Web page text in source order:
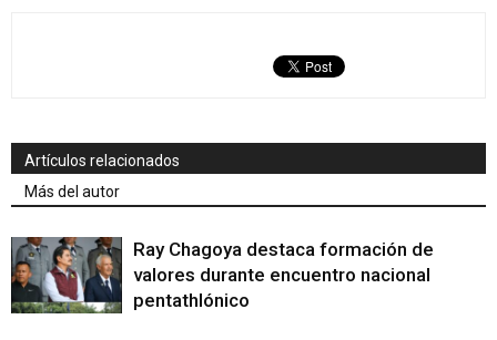
Artículos relacionados
Más del autor
Ray Chagoya destaca formación de
valores durante encuentro nacional
pentathlónico